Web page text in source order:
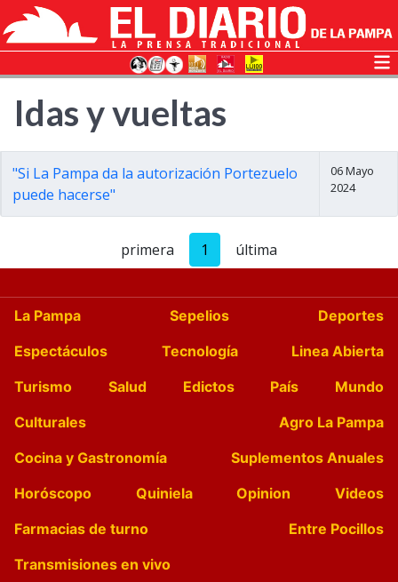
Idas y vueltas
"Si La Pampa da la autorización Portezuelo
puede hacerse"
06 Mayo
2024
primera 1 última
La Pampa Sepelios
Deportes
Espectáculos
Tecnología
Linea Abierta
Turismo
Salud Edictos País
Mundo
Culturales
Agro La Pampa
Cocina y Gastronomía
Suplementos Anuales
Horóscopo
Quiniela Opinion
Videos
Farmacias de turno
Entre Pocillos
Transmisiones en vivo